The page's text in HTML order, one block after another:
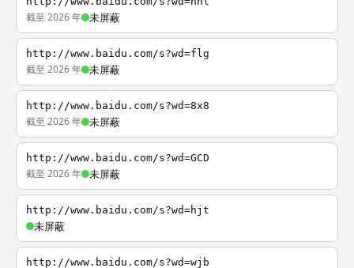
截至 2026 年 未屏蔽
http://www.baidu.com/s?wd=flg
截至 2026 年 未屏蔽
http://www.baidu.com/s?wd=8x8
截至 2026 年 未屏蔽
http://www.baidu.com/s?wd=GCD
截至 2026 年 未屏蔽
http://www.baidu.com/s?wd=hjt
未屏蔽
http://www.baidu.com/s?wd=wjb